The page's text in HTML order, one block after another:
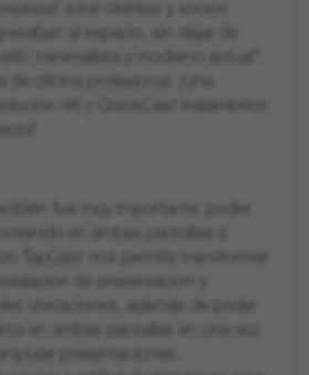
TapCast nos permite transformar
presentaciones,